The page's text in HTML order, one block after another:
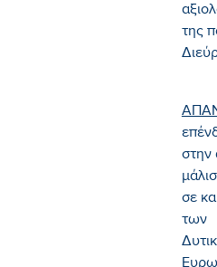
της
στην
σε
των